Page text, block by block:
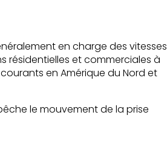
en charge des vitesses
résidentielles et commerciales à
en Amérique du Nord et
le mouvement de la prise